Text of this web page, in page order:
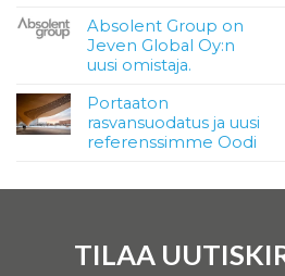
Absolent Group on
Jeven Global Oy:n
uusi omistaja.
Portaaton
rasvansuodatus ja uusi
referenssimme Oodi
TILAA